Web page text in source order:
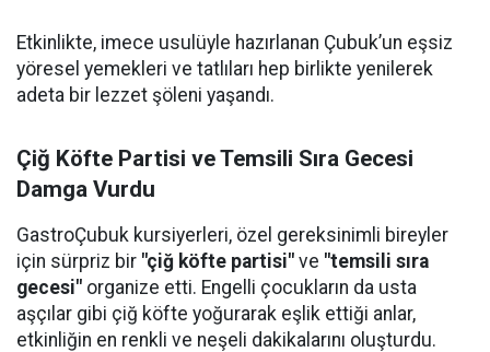
Etkinlikte, imece usulüyle hazırlanan Çubuk’un eşsiz
yöresel yemekleri ve tatlıları hep birlikte yenilerek
adeta bir lezzet şöleni yaşandı.
Çiğ Köfte Partisi ve Temsili Sıra Gecesi
Damga Vurdu
GastroÇubuk kursiyerleri, özel gereksinimli bireyler
için sürpriz bir "çiğ köfte partisi" ve "temsili sıra
gecesi" organize etti. Engelli çocukların da usta
aşçılar gibi çiğ köfte yoğurarak eşlik ettiği anlar,
etkinliğin en renkli ve neşeli dakikalarını oluşturdu.